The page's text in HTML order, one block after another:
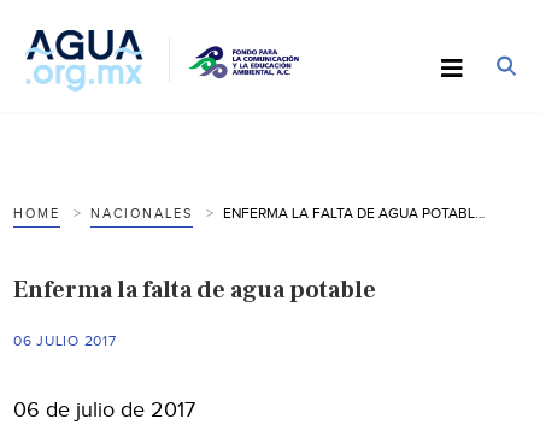
HOME NACIONALES
Enferma la falta de agua potable
06 JULIO 2017
06 de julio de 2017